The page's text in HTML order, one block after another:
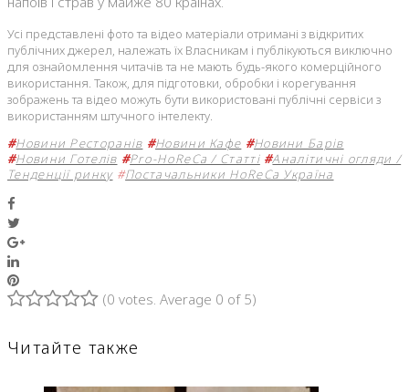
Усі представлені фото та відео матеріали отримані з відкритих
публічних джерел, належать їх Власникам і публікуються виключно
для ознайомлення читачів та не мають будь-якого комерційного
використання. Також, для підготовки, обробки і корегування
зображень та відео можуть бути використовані публічні сервіси з
використанням штучного інтелекту.
#Новини Ресторанів #Новини Кафе #Новини Барів
#Новини Готелів #Pro-HoReCa / Статті #Аналітичні огляди /
Тенденції ринку #Постачальники HoReCa Україна
Google+
LinkedIn
Pinterest
(0 votes. Average 0 of 5)
Читайте также